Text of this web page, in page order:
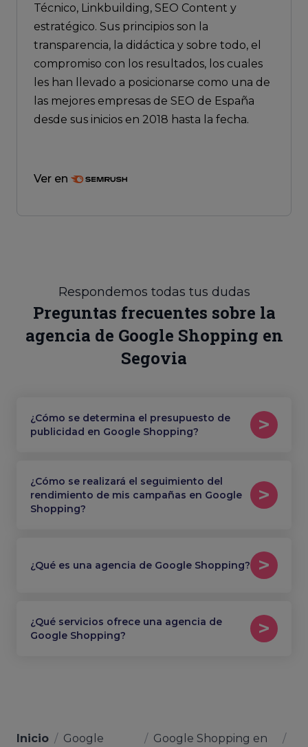
Técnico, Linkbuilding, SEO Content y
estratégico. Sus principios son la
transparencia, la didáctica y sobre todo, el
compromiso con los resultados, los cuales
les han llevado a posicionarse como una de
las mejores empresas de SEO de España
desde sus inicios en 2018 hasta la fecha.
Ver en
Respondemos todas tus dudas
Preguntas frecuentes sobre la
agencia de Google Shopping en
Segovia
¿Cómo se determina el presupuesto de
publicidad en Google Shopping?
¿Cómo se realizará el seguimiento del
rendimiento de mis campañas en Google
Shopping?
¿Qué es una agencia de Google Shopping?
¿Qué servicios ofrece una agencia de
Google Shopping?
Inicio / Google
/ Google Shopping en
/